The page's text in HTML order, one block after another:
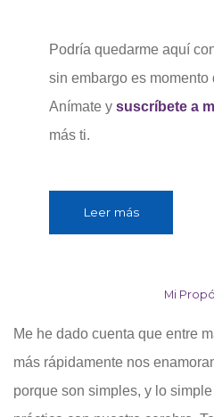
Podría quedarme aquí
sin embargo es momento
Anímate y suscríbete a
más ti.
Leer más
Mi
Me he dado cuenta que entre
más rápidamente nos
porque son simples, y lo